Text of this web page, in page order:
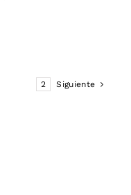
2 Siguiente